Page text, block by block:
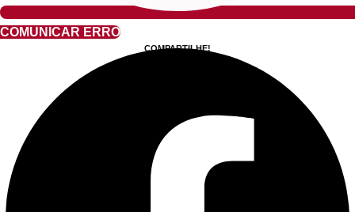
COMUNICAR ERRO
COMPARTILHE!